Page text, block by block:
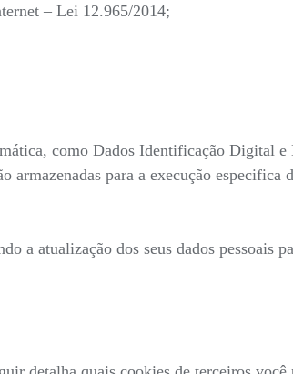
– Lei 12.965/2014;
como Dados Identificação Digital
para a execução especifica
a atualização dos seus dados pessoais